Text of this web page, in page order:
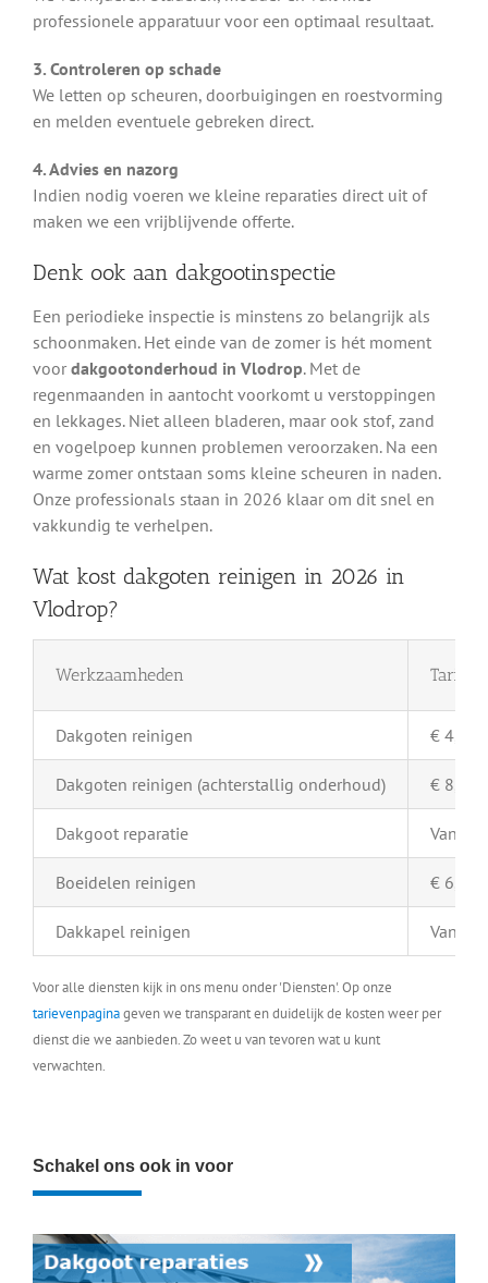
professionele apparatuur voor een optimaal resultaat.
3. Controleren op schade
We letten op scheuren, doorbuigingen en roestvorming
en melden eventuele gebreken direct.
4. Advies en nazorg
Indien nodig voeren we kleine reparaties direct uit of
maken we een vrijblijvende offerte.
Denk ook aan dakgootinspectie
Een periodieke inspectie is minstens zo belangrijk als
schoonmaken. Het einde van de zomer is hét moment
voor dakgootonderhoud in Vlodrop. Met de
regenmaanden in aantocht voorkomt u verstoppingen
en lekkages. Niet alleen bladeren, maar ook stof, zand
en vogelpoep kunnen problemen veroorzaken. Na een
warme zomer ontstaan soms kleine scheuren in naden.
Onze professionals staan in 2026 klaar om dit snel en
vakkundig te verhelpen.
Wat kost dakgoten reinigen in 2026 in
Vlodrop?
Werkzaamheden Tarief
Dakgoten reinigen € 4,-
Dakgoten reinigen (achterstallig onderhoud) € 8,-
Dakgoot reparatie Vanaf
Boeidelen reinigen € 6,-
Dakkapel reinigen Vanaf
Voor alle diensten kijk in ons menu onder 'Diensten'. Op onze
tarievenpaginageven we transparant en duidelijk de kosten weer per
dienst die we aanbieden. Zo weet u van tevoren wat u kunt
verwachten.
Schakel ons ook in voor